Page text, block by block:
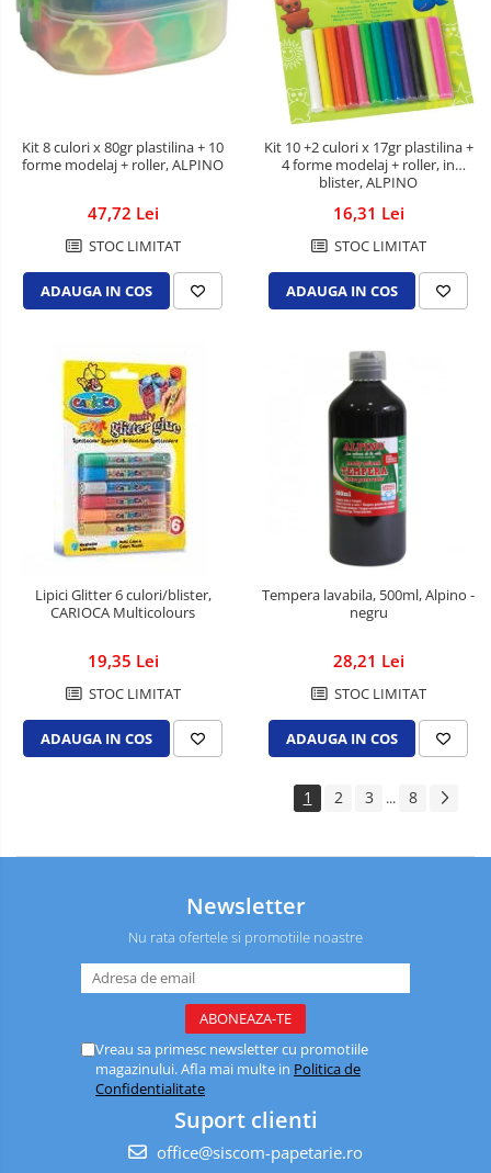
Tonere compatibile Epson
Tonere compatibile HP
Tonere compatibile Konica-
Tonere compatibile Kyocera
Tonere compatibile Lexmark
Tonere compatibile Samsung
Tonere compatibile Xerox
Accesorii indosariere si laminare
Aparate de indosariat
Calculatoare de birou
Carduri de memorie
Distrugatoare de documente
DVD-uri
Memorie USB
Trimmere
Imbracaminte
Protectie maini
Kit 8 culori x 80gr plastilina + 10
forme modelaj + roller, ALPINO
47,72 Lei
STOC LIMITAT
ADAUGA IN COS
Kit 10 +2 culori x 17gr plastilina +
4 forme modelaj + roller, in
blister, ALPINO
16,31 Lei
STOC LIMITAT
ADAUGA IN COS
Lipici Glitter 6 culori/blister,
CARIOCA Multicolours
19,35 Lei
STOC LIMITAT
ADAUGA IN COS
Tempera lavabila, 500ml, Alpino -
negru
28,21 Lei
STOC LIMITAT
ADAUGA IN COS
1 2 3 ... 8
Newsletter
Nu rata ofertele si promotiile noastre
Vreau sa primesc newsletter cu promotiile
magazinului. Afla mai multe in Politica de
Confidentialitate
Suport clienti
office@siscom-papetarie.ro